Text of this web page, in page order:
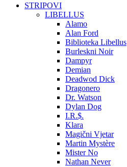
STRIPOVI
LIBELLUS
Alamo
Alan Ford
Biblioteka Libellus
Burleskni Noir
Dampyr
Demian
Deadwod Dick
Dragonero
Dr. Watson
Dylan Dog
I.R.$.
Klara
Magični Vjetar
Martin Mystère
Mister No
Nathan Never